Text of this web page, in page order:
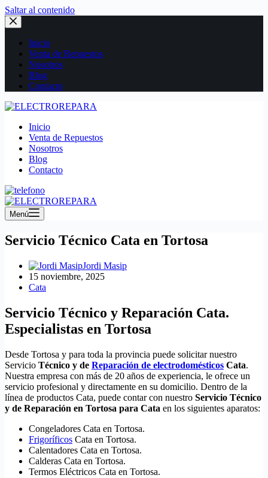
Saltar al contenido
Inicio
Venta de Repuestos
Nosotros
Blog
Contacto
Inicio
Venta de Repuestos
Nosotros
Blog
Contacto
Menú
Servicio Técnico Cata en Tortosa
Jordi Masip
15 noviembre, 2025
Cata
Servicio Técnico y Reparación Cata.
Especialistas en Tortosa
Desde Tortosa y para toda la provincia puede solicitar nuestro
Servicio Técnico y de Reparación de electrodomésticos Cata.
Nuestra empresa con más de 20 años de experiencia, le ofrece un
servicio profesional y directamente en su domicilio. Dentro de la
línea de productos Cata, puede contar con nuestro Servicio Técnico
y de Reparación en Tortosa para Cata en los siguientes aparatos:
Congeladores Cata en Tortosa.
Frigoríficos Cata en Tortosa.
Calentadores Cata en Tortosa.
Calderas Cata en Tortosa.
Termos Eléctricos Cata en Tortosa.